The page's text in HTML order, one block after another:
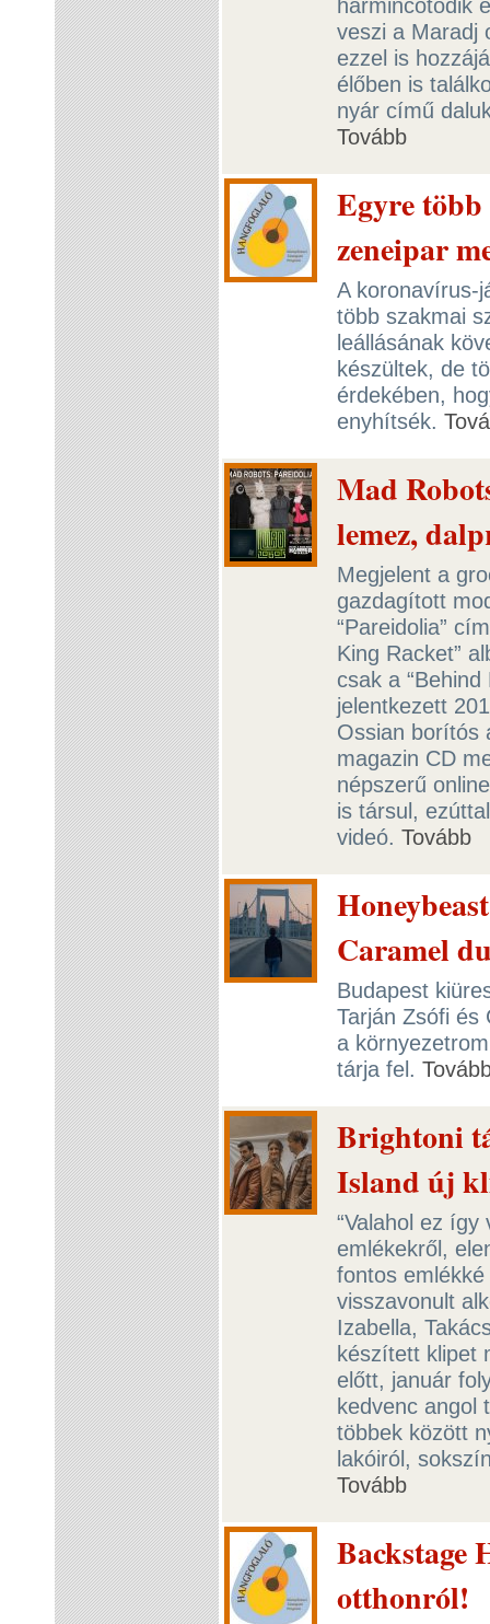
veszi a Maradj
ezzel is
élőben is
nyár című
Tovább
Egyre
zeneipar
A koronavírus-
több szakmai
leállásának
készültek, de
érdekében,
enyhítsék.
Mad
lemez,
Megjelent a
gazdagított
“Pareidolia”
King Racket”
csak a
jelentkezett
Ossian borítós
magazin CD
népszerű
is társul,
videó. Tovább
Caramel
Budapest
Tarján Zsófi és
a
tárja fel.
Brightoni
Island új
“Valahol ez
emlékekről,
fontos
visszavonult
Izabella,
készített klipet
előtt, január
kedvenc angol
többek között
lakóiról,
Tovább
Backstage
otthonról!